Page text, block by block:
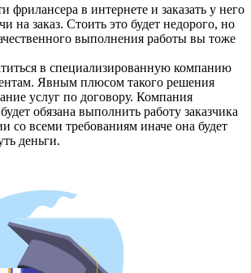
фрилансера в интернете и заказать у него
на заказ. Стоить это будет недорого, но
выполнения работы вы тоже
в специализированную компанию
Явным плюсом такого решения
услуг по договору. Компания
обязана выполнить работу заказчика
со всеми требованиям иначе она будет
деньги.